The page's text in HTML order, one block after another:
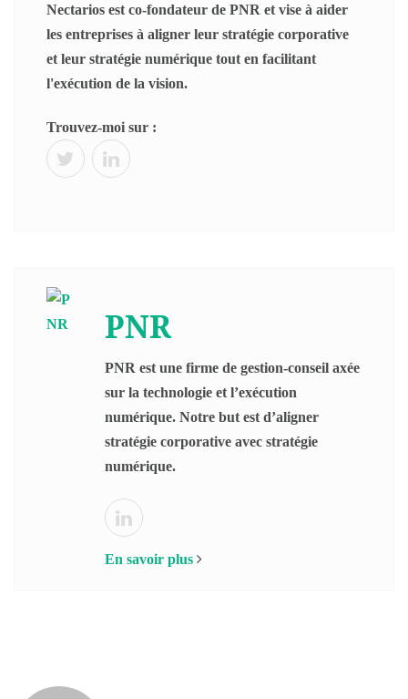
Nectarios est co-fondateur de PNR et vise à aider
les entreprises à aligner leur stratégie corporative
et leur stratégie numérique tout en facilitant
l'exécution de la vision.
Trouvez-moi sur :
PNR
PNR est une firme de gestion-conseil axée
sur la technologie et l’exécution
numérique. Notre but est d’aligner
stratégie corporative avec stratégie
numérique.
En savoir plus